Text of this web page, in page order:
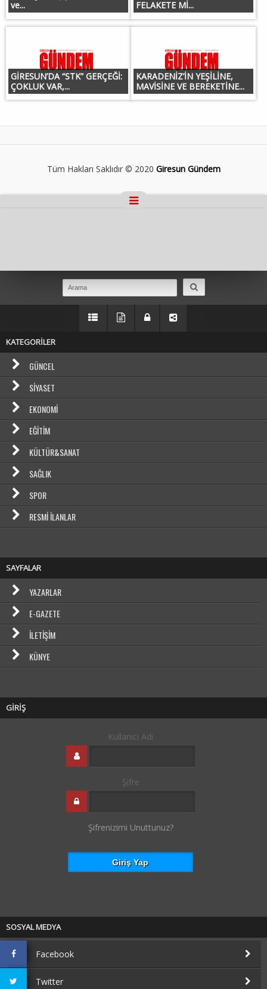
ve...
FELAKETE Mİ...
GİRESUN’DA “STK” GERÇEĞİ:
ÇOKLUK VAR,...
KARADENİZ’İN YEŞİLİNE,
MAVİSİNE VE BEREKETİNE...
Tüm Hakları Saklıdır © 2020 Giresun Gündem
KATEGORİLER
GÜNCEL
SIYASET
EKONOMI
EĞITIM
KÜLTÜR&SANAT
SAĞLIK
SPOR
RESMI İLANLAR
SAYFALAR
YAZARLAR
E-GAZETE
İLETIŞIM
KÜNYE
GİRİŞ
Kullanıcı Adı
Şifre
Şifrenizimi Unuttunuz?
SOSYAL MEDYA
Facebook
Twitter